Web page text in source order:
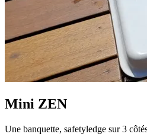
Mini ZEN
Une banquette, safetyledge sur 3